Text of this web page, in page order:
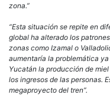
zona.”
“Esta situación se repite en
global ha alterado los
zonas como Izamal o
aumentaría la problemática
Yucatán la producción de
los ingresos de las personas.
megaproyecto del tren”.